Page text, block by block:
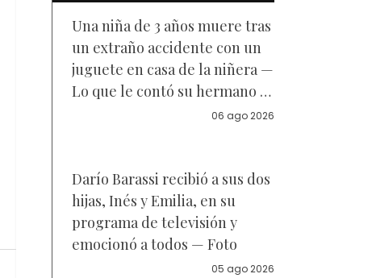
Una niña de 3 años muere tras
un extraño accidente con un
juguete en casa de la niñera —
Lo que le contó su hermano a
06 ago 2026
Darío Barassi recibió a sus dos
hijas, Inés y Emilia, en su
programa de televisión y
emocionó a todos — Foto
05 ago 2026